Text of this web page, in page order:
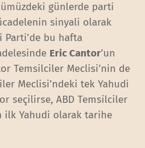
günlerde parti
sinyali olarak
bu hafta
Eric Cantor’un
Temsilciler Meclisi’nin de
Meclisi’ndeki tek Yahudi
seçilirse, ABD Temsilciler
ilk Yahudi olarak tarihe